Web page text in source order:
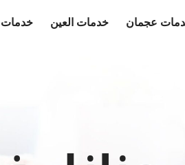
عجمان خدمات العين خدمات